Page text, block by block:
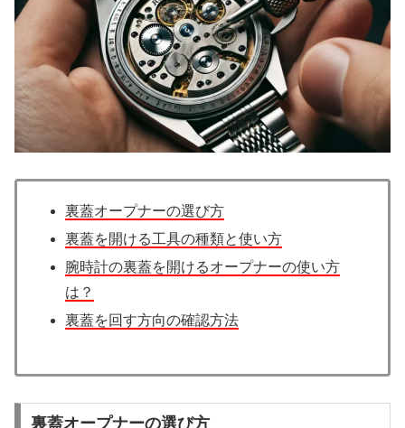
裏蓋オープナーの選び方
裏蓋を開ける工具の種類と使い方
腕時計の裏蓋を開けるオープナーの使い方
は？
裏蓋を回す方向の確認方法
裏蓋オープナーの選び方